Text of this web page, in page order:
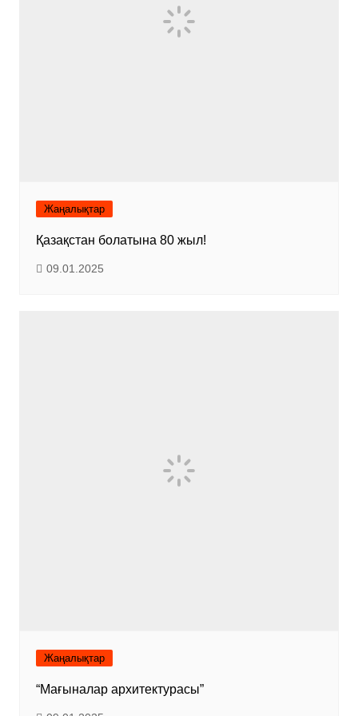
Жаңалықтар
Қазақстан болатына 80 жыл!
09.01.2025
Жаңалықтар
“Мағыналар архитектурасы”